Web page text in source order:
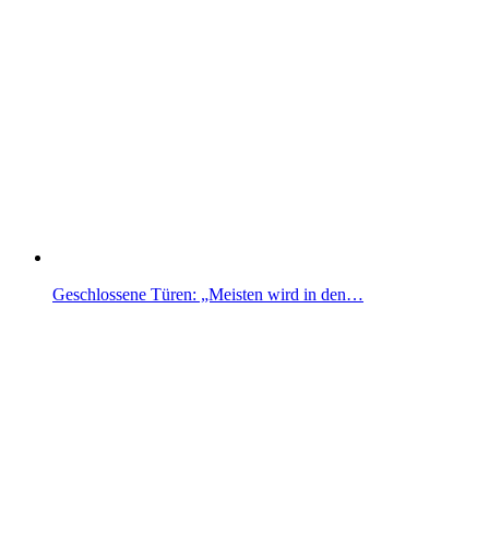
Geschlossene Türen: „Meisten wird in den…